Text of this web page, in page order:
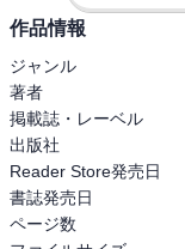
作品情報
ジャンル
著者
掲載誌・レーベル
出版社
Reader Store発売日
書誌発売日
ページ数